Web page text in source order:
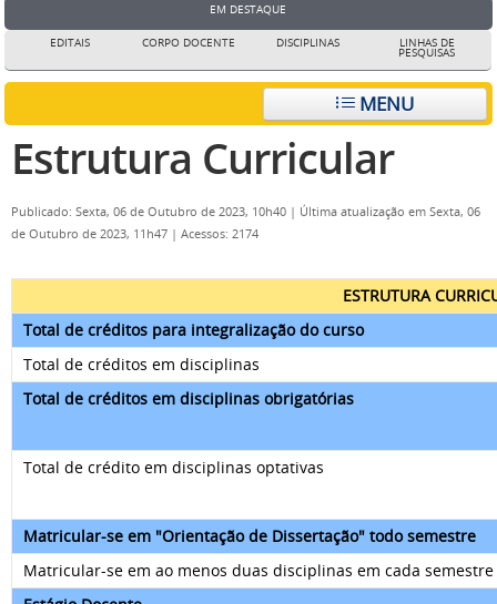
EM DESTAQUE
EDITAIS CORPO DOCENTE DISCIPLINAS LINHAS DE
PESQUISAS
MENU
Estrutura Curricular
Publicado: Sexta, 06 de Outubro de 2023, 10h40 | Última atualização em Sexta, 06
de Outubro de 2023, 11h47 | Acessos: 2174
ESTRUTURA
Total de créditos para integralização do curso
Total de créditos em disciplinas
Total de créditos em disciplinas obrigatórias
Total de crédito em disciplinas optativas
Matricular-se em "Orientação de Dissertação" todo semestre
Matricular-se em ao menos duas disciplinas em cada